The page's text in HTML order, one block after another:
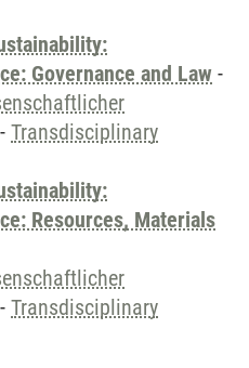
Governance and Law -
- Transdisciplinary
Resources, Materials
- Transdisciplinary